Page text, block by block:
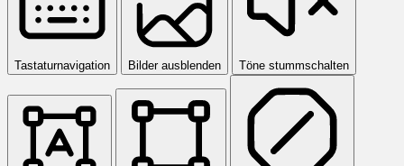
Tastaturnavigation Bilder ausblenden Töne stummschalten